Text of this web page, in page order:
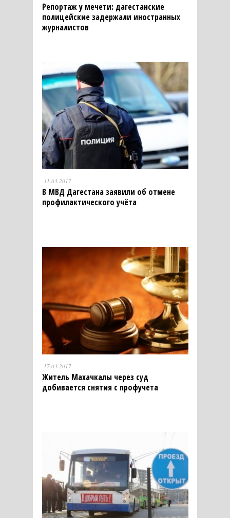
Репортаж у мечети: дагестанские
полицейские задержали иностранных
журналистов
31.03.2017
В МВД Дагестана заявили об отмене
профилактического учёта
17.03.2017
Житель Махачкалы через суд
добивается снятия с профучета